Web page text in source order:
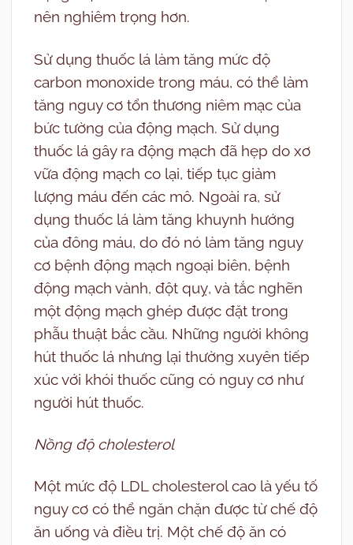
nên nghiêm trọng hơn.
Sử dụng thuốc lá làm tăng mức độ
carbon monoxide trong máu, có thể làm
tăng nguy cơ tổn thương niêm mạc của
bức tường của động mạch. Sử dụng
thuốc lá gây ra động mạch đã hẹp do xơ
vữa động mạch co lại, tiếp tục giảm
lượng máu đến các mô. Ngoài ra, sử
dụng thuốc lá làm tăng khuynh hướng
của đông máu, do đó nó làm tăng nguy
cơ bệnh động mạch ngoại biên, bệnh
động mạch vành, đột quỵ, và tắc nghẽn
một động mạch ghép được đặt trong
phẫu thuật bắc cầu. Những người không
hút thuốc lá nhưng lại thường xuyên tiếp
xúc với khói thuốc cũng có nguy cơ như
người hút thuốc.
Nồng độ cholesterol
Một mức độ LDL cholesterol cao là yếu tố
nguy cơ có thể ngăn chặn được từ chế độ
ăn uống và điều trị. Một chế độ ăn có